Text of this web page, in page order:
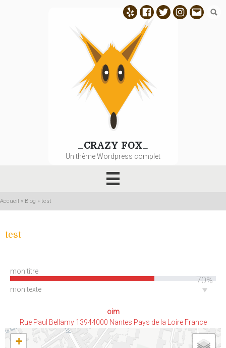
YelpFacebook
TwitterInstagram
E-
_CRAZY FOX_
Un thème Wordpress complet
Accueil » Blog » test
test
mon titre
70%
mon texte
oim
Rue Paul Bellamy 13944000 Nantes Pays de la Loire France
+